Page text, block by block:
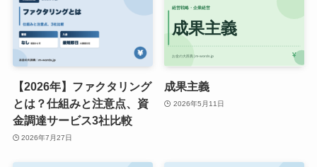
【2026年】ファクタリング
とは？仕組みと注意点、資
金調達サービス3社比較
2026年7月27日
成果主義
2026年5月11日